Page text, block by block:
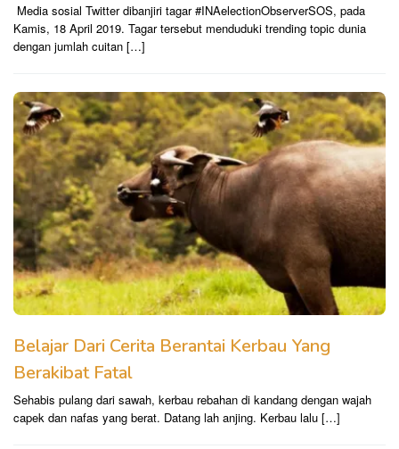
Media sosial Twitter dibanjiri tagar #INAelectionObserverSOS, pada
Kamis, 18 April 2019. Tagar tersebut menduduki trending topic dunia
dengan jumlah cuitan […]
Belajar Dari Cerita Berantai Kerbau Yang
Berakibat Fatal
Sehabis pulang dari sawah, kerbau rebahan di kandang dengan wajah
capek dan nafas yang berat. Datang lah anjing. Kerbau lalu […]